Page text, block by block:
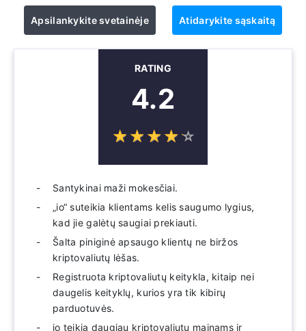
Apsilankykite svetainėje Atidarykite sąskaitą
RATING
4.2
☆☆☆☆☆
★★★★★
Santykinai maži mokesčiai.
„io“ suteikia klientams kelis saugumo lygius,
kad jie galėtų saugiai prekiauti.
Šalta piniginė apsaugo klientų ne biržos
kriptovaliutų lėšas.
Registruota kriptovaliutų keitykla, kitaip nei
daugelis keityklų, kurios yra tik kibirų
parduotuvės.
io teikia daugiau kriptovaliutų mainams ir